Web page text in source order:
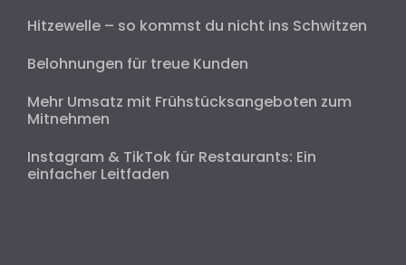
Hitzewelle – so kommst du nicht ins Schwitzen
Belohnungen für treue Kunden
Mehr Umsatz mit Frühstücksangeboten zum
Mitnehmen
Instagram & TikTok für Restaurants: Ein
einfacher Leitfaden